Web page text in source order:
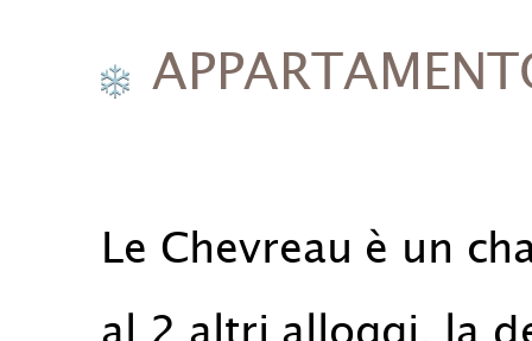
Le Chevreau è un